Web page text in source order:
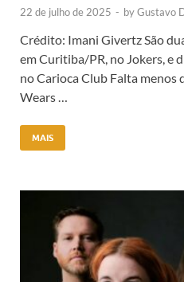
22 de julho de 2025 - byGustavo
Crédito: Imani Givertz São
em Curitiba/PR, no Jokers, e
no Carioca Club Falta menos
Wears …
MAIS